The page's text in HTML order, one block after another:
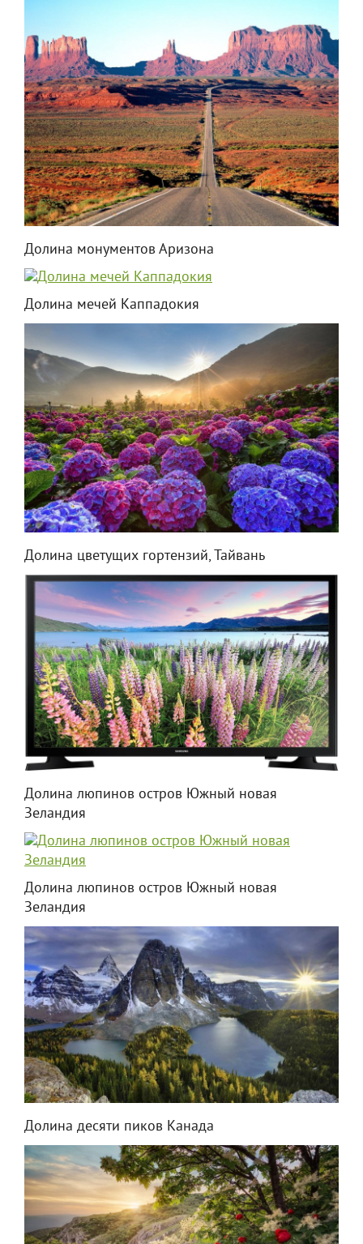
Долина монументов Аризона
Долина мечей Каппадокия
Долина цветущих гортензий, Тайвань
Долина люпинов остров Южный новая
Зеландия
Долина люпинов остров Южный новая
Зеландия
Долина десяти пиков Канада